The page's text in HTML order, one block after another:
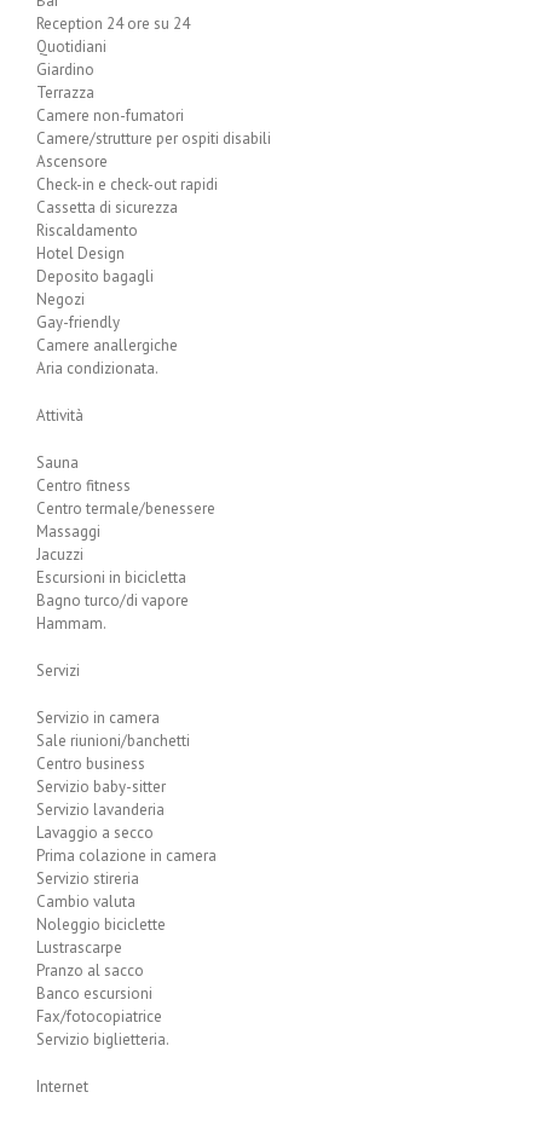
Reception 24 ore su 24
Quotidiani
Giardino
Terrazza
Camere non-fumatori
Camere/strutture per ospiti disabili
Ascensore
Check-in e check-out rapidi
Cassetta di sicurezza
Riscaldamento
Hotel Design
Deposito bagagli
Negozi
Gay-friendly
Camere anallergiche
Aria condizionata.
Attività
Sauna
Centro fitness
Centro termale/benessere
Massaggi
Jacuzzi
Escursioni in bicicletta
Bagno turco/di vapore
Hammam.
Servizi
Servizio in camera
Sale riunioni/banchetti
Centro business
Servizio baby-sitter
Servizio lavanderia
Lavaggio a secco
Prima colazione in camera
Servizio stireria
Cambio valuta
Noleggio biciclette
Lustrascarpe
Pranzo al sacco
Banco escursioni
Fax/fotocopiatrice
Servizio biglietteria.
Internet